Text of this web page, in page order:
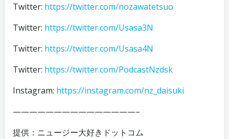
Twitter: https://twitter.com/nozawatetsuo
Twitter: https://twitter.com/Usasa3N
Twitter: https://twitter.com/Usasa4N
Twitter: https://twitter.com/PodcastNzdsk
Instagram: https://instagram.com/nz_daisuki
———————————————–
提供：ニュージー大好きドットコム